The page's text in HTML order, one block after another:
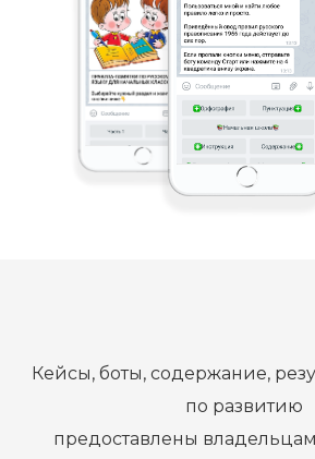
Кейсы, боты, содержание,
по развитию
предоставлены